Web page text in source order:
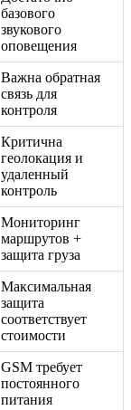
базового
звукового
оповещения
Важна обратная
связь для
контроля
Критична
геолокация и
удаленный
контроль
Мониторинг
маршрутов +
защита груза
Максимальная
защита
соответствует
стоимости
GSM требует
постоянного
питания